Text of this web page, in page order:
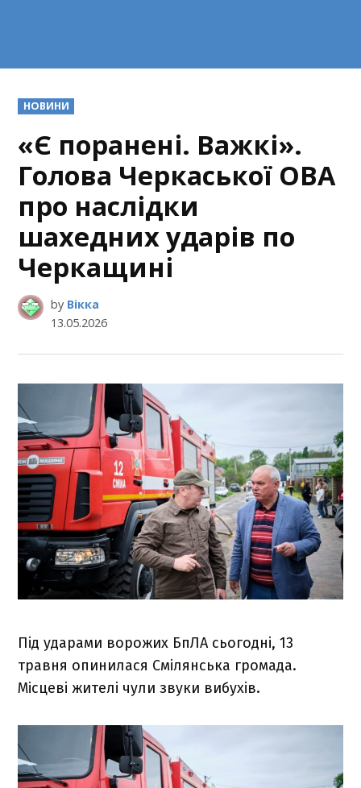
POSTED
IN
НОВИНИ
«Є поранені. Важкі».
Голова Черкаської ОВА
про наслідки
шахедних ударів по
Черкащині
by Вікка
13.05.2026
Під ударами ворожих БпЛА сьогодні, 13
травня опинилася Смілянська громада.
Місцеві жителі чули звуки вибухів.